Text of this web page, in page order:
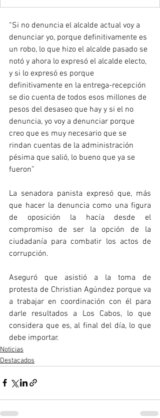
“Si no denuncia el alcalde actual voy a
denunciar yo, porque definitivamente es
un robo, lo que hizo el alcalde pasado se
notó y ahora lo expresó el alcalde electo,
y si lo expresó es porque
definitivamente en la entrega-recepción
se dio cuenta de todos esos millones de
pesos del desaseo que hay y si el no
denuncia, yo voy a denunciar porque
creo que es muy necesario que se
rindan cuentas de la administración
pésima que salió, lo bueno que ya se
fueron”
La senadora panista expresó que, más
que hacer la denuncia como una figura
de oposición la hacía desde el
compromiso de ser la opción de la
ciudadanía para combatir los actos de
corrupción.
Aseguró que asistió a la toma de
protesta de Christian Agúndez porque va
a trabajar en coordinación con él para
darle resultados a Los Cabos, lo que
considera que es, al final del día, lo que
debe importar.
Noticias
Destacados